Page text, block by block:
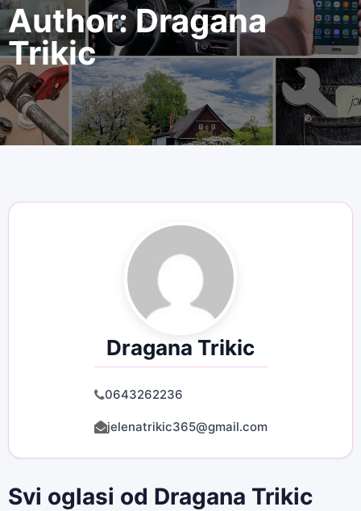
Author: Dragana
Trikic
Dragana Trikic
0643262236
jelenatrikic365@gmail.com
Svi oglasi od Dragana Trikic